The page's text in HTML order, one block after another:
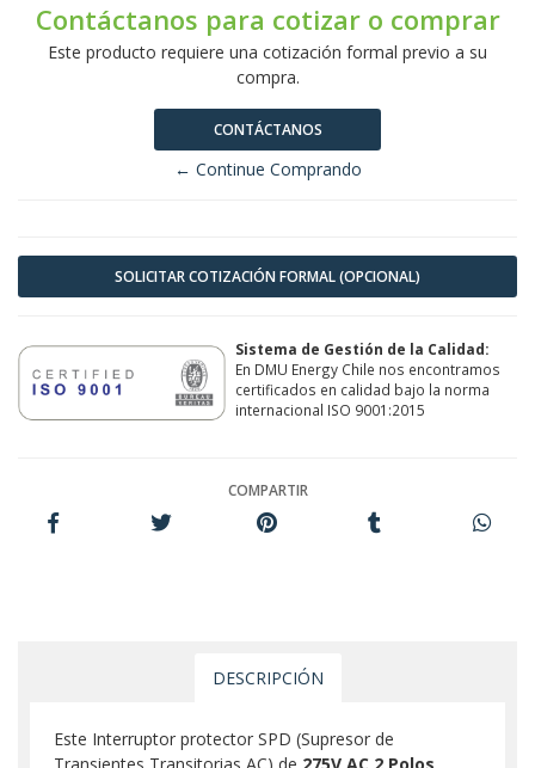
Contáctanos para cotizar o comprar
Este producto requiere una cotización formal previo a su
compra.
CONTÁCTANOS
← Continue Comprando
SOLICITAR COTIZACIÓN FORMAL (OPCIONAL)
Sistema de Gestión de la Calidad:
En DMU Energy Chile nos encontramos
certificados en calidad bajo la norma
internacional ISO 9001:2015
COMPARTIR
DESCRIPCIÓN
Este Interruptor protector SPD (Supresor de